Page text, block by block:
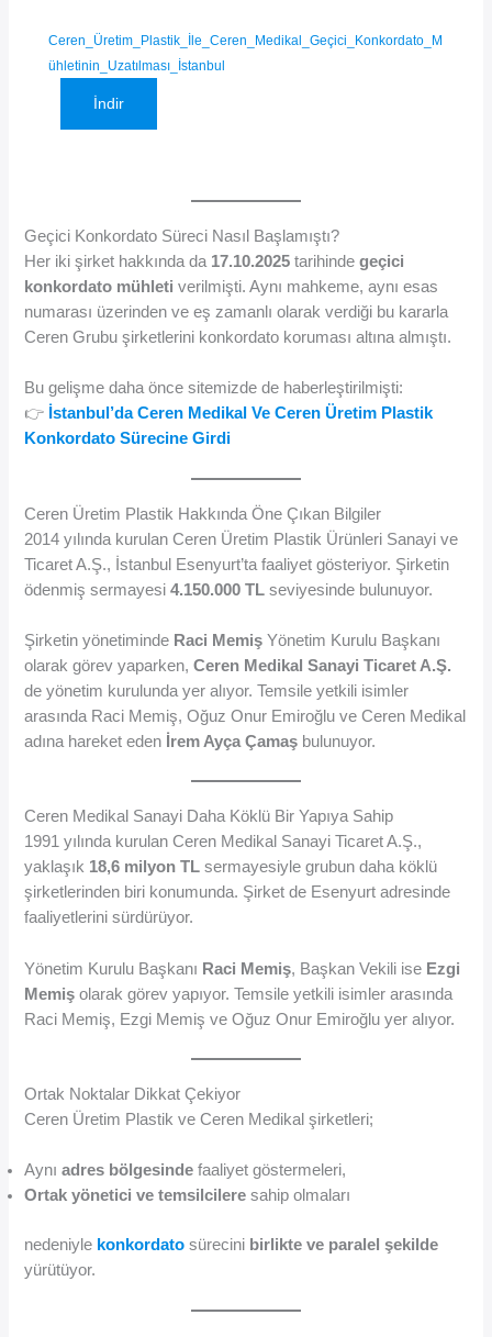
Ceren_Üretim_Plastik_İle_Ceren_Medikal_Geçici_Konkordato_M
ühletinin_Uzatılması_İstanbul
İndir
Geçici Konkordato Süreci Nasıl Başlamıştı?
Her iki şirket hakkında da 17.10.2025 tarihindegeçici
konkordato mühleti verilmişti. Aynı mahkeme, aynı esas
numarası üzerinden ve eş zamanlı olarak verdiği bu kararla
Ceren Grubu şirketlerini konkordato koruması altına almıştı.
Bu gelişme daha önce sitemizde de haberleştirilmişti:
👉 İstanbul’da Ceren Medikal Ve Ceren Üretim Plastik
Konkordato Sürecine Girdi
Ceren Üretim Plastik Hakkında Öne Çıkan Bilgiler
2014 yılında kurulan Ceren Üretim Plastik Ürünleri Sanayi ve
Ticaret A.Ş., İstanbul Esenyurt’ta faaliyet gösteriyor. Şirketin
ödenmiş sermayesi4.150.000 TL seviyesinde bulunuyor.
Şirketin yönetiminde Raci Memiş Yönetim Kurulu Başkanı
olarak görev yaparken,Ceren Medikal Sanayi Ticaret A.Ş.
de yönetim kurulunda yer alıyor. Temsile yetkili isimler
arasında Raci Memiş, Oğuz Onur Emiroğlu ve Ceren Medikal
adına hareket eden İrem Ayça Çamaş bulunuyor.
Ceren Medikal Sanayi Daha Köklü Bir Yapıya Sahip
1991 yılında kurulan Ceren Medikal Sanayi Ticaret A.Ş.,
yaklaşık 18,6 milyon TL sermayesiyle grubun daha köklü
şirketlerinden biri konumunda. Şirket de Esenyurt adresinde
faaliyetlerini sürdürüyor.
Yönetim Kurulu Başkanı Raci Memiş, Başkan Vekili ise Ezgi
Memiş olarak görev yapıyor. Temsile yetkili isimler arasında
Raci Memiş, Ezgi Memiş ve Oğuz Onur Emiroğlu yer alıyor.
Ortak Noktalar Dikkat Çekiyor
Ceren Üretim Plastik ve Ceren Medikal şirketleri;
Aynıadres bölgesinde faaliyet göstermeleri,
Ortak yönetici ve temsilcilere sahip olmaları
nedeniyle konkordatosürecini birlikte ve paralel şekilde
yürütüyor.